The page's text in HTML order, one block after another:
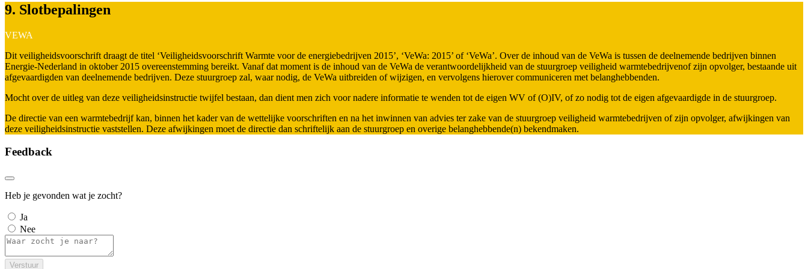
9. Slotbepalingen
VEWA
Dit veiligheidsvoorschrift draagt de titel ‘Veiligheidsvoorschrift Warmte voor de energiebedrijven 2015’, ‘VeWa: 2015’ of ‘VeWa’. Over de inhoud van de VeWa is tussen de deelnemende bedrijven binnen
Energie-Nederland in oktober 2015 overeenstemming bereikt. Vanaf dat moment is de inhoud van de VeWa de verantwoordelijkheid van de stuurgroep veiligheid warmtebedrijvenof zijn opvolger, bestaande uit
afgevaardigden van deelnemende bedrijven. Deze stuurgroep zal, waar nodig, de VeWa uitbreiden of wijzigen, en vervolgens hierover communiceren met belanghebbenden.
Mocht over de uitleg van deze veiligheidsinstructie twijfel bestaan, dan dient men zich voor nadere informatie te wenden tot de eigen WV of (O)IV, of zo nodig tot de eigen afgevaardigde in de stuurgroep.
De directie van een warmtebedrijf kan, binnen het kader van de wettelijke voorschriften en na het inwinnen van advies ter zake van de stuurgroep veiligheid warmtebedrijven of zijn opvolger, afwijkingen van
deze veiligheidsinstructie vaststellen. Deze afwijkingen moet de directie dan schriftelijk aan de stuurgroep en overige belanghebbende(n) bekendmaken.
Feedback
Heb je gevonden wat je zocht?
Ja
Nee
Verstuur